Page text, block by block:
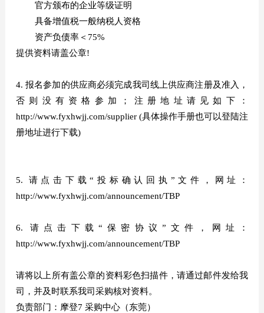
官方颁布的企业等级证明
具备增值税一般纳税人资格
资产负债率＜75%
提供资料请盖公章!
4. 报名参加的供应商必须完成我司线上供应商注册及准入，
否则没有资格参加；注册地址请见如下：
http://www.fyxhwjj.com/supplier (具体操作手册也可以登陆注
册地址进行下载)
5. 请点击下载“投标确认回执”文件，网址：
http://www.fyxhwjj.com/announcement/TBP
6. 请点击下载“保密协议”文件，网址：
http://www.fyxhwjj.com/announcement/TBP
请将以上所有盖公章的资料彩色扫描件，请通过邮件发给我
司，并及时联系我司采购核对资料。
负责部门：摩登7 采购中心（东莞）